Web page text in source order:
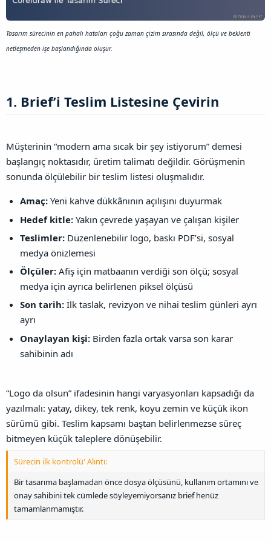
Tasarım sürecinin en pahalı hataları çoğu zaman çizim sırasında değil, ölçü ve beklenti
netleşmeden işe başlandığında oluşur.
1. Brief’i Teslim Listesine Çevirin​
Müşterinin “modern ama sıcak bir şey istiyorum” demesi
başlangıç noktasıdır, üretim talimatı değildir. Görüşmenin
sonunda ölçülebilir bir teslim listesi oluşmalıdır.
Amaç: Yeni kahve dükkânının açılışını duyurmak
Hedef kitle: Yakın çevrede yaşayan ve çalışan kişiler
Teslimler: Düzenlenebilir logo, baskı PDF’si, sosyal
medya önizlemesi
Ölçüler: Afiş için matbaanın verdiği son ölçü; sosyal
medya için ayrıca belirlenen piksel ölçüsü
Son tarih: İlk taslak, revizyon ve nihai teslim günleri ayrı
ayrı
Onaylayan kişi: Birden fazla ortak varsa son karar
sahibinin adı
“Logo da olsun” ifadesinin hangi varyasyonları kapsadığı da
yazılmalı: yatay, dikey, tek renk, koyu zemin ve küçük ikon
sürümü gibi. Teslim kapsamı baştan belirlenmezse süreç
bitmeyen küçük taleplere dönüşebilir.
Sürecin ilk kontrolü' Alıntı:
Bir tasarıma başlamadan önce dosya ölçüsünü, kullanım ortamını ve
onay sahibini tek cümlede söyleyemiyorsanız brief henüz
tamamlanmamıştır.